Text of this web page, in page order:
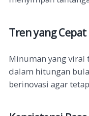
Tren yang
Minuman yang
dalam hitungan
berinovasi agar